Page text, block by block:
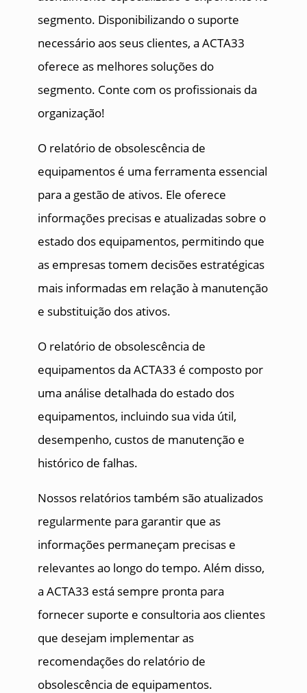
segmento. Disponibilizando o suporte
necessário aos seus clientes, a ACTA33
oferece as melhores soluções do
segmento. Conte com os profissionais da
organização!
O relatório de obsolescência de
equipamentos é uma ferramenta essencial
para a gestão de ativos. Ele oferece
informações precisas e atualizadas sobre o
estado dos equipamentos, permitindo que
as empresas tomem decisões estratégicas
mais informadas em relação à manutenção
e substituição dos ativos.
O relatório de obsolescência de
equipamentos da ACTA33 é composto por
uma análise detalhada do estado dos
equipamentos, incluindo sua vida útil,
desempenho, custos de manutenção e
histórico de falhas.
Nossos relatórios também são atualizados
regularmente para garantir que as
informações permaneçam precisas e
relevantes ao longo do tempo. Além disso,
a ACTA33 está sempre pronta para
fornecer suporte e consultoria aos clientes
que desejam implementar as
recomendações do relatório de
obsolescência de equipamentos.